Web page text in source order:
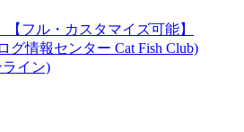
フル・カスタマイズ可能】
グ情報センター Cat Fish Club)
ライン)